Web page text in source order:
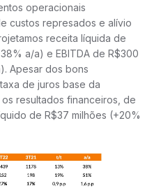
operacionais
custos represados e alívio
receita líquida de
a/a) e EBITDA de R$300
Apesar dos bons
de juros base da
resultados financeiros, de
de R$37 milhões (+20%